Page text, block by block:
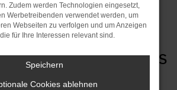
mit großer Ausstellungsfläche
ermöglichen das
Atmosphäre.
UNSERES TEAMS
SIE ALS:
Zudem werden Technologien eingesetzt,
Werbetreibenden verwendet werden, um
Webseiten zu verfolgen und um Anzeigen
für Ihre Interessen relevant sind.
Speichern
Cookies ablehnen